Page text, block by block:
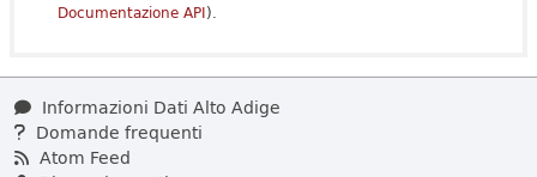
Documentazione API).
Informazioni Dati Alto Adige
Domande frequenti
Atom Feed